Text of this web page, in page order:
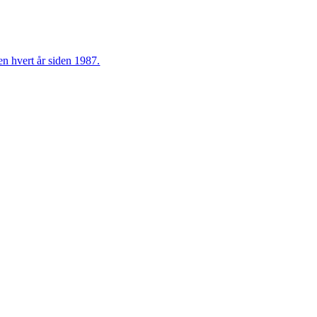
hvert år siden 1987.